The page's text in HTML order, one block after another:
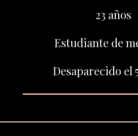
23 años
Estudiante de
Desaparecido el